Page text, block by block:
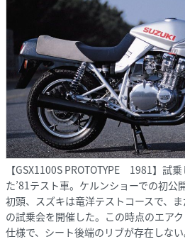
【GSX1100S PROTOTYPE 1981】試
た’81テスト車。ケルンショーでの初公
初頭、スズキは竜洋テストコースで、
の試乗会を開催した。この時点のエア
仕様で、シート後端のリブが存在しない